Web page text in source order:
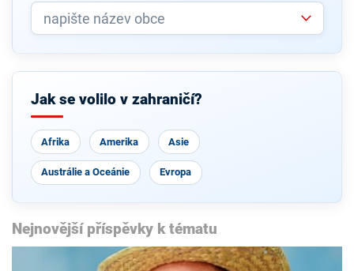
Jak se volilo v zahraničí?
Afrika Amerika Asie
Austrálie a Oceánie Evropa
Nejnovější příspěvky k tématu